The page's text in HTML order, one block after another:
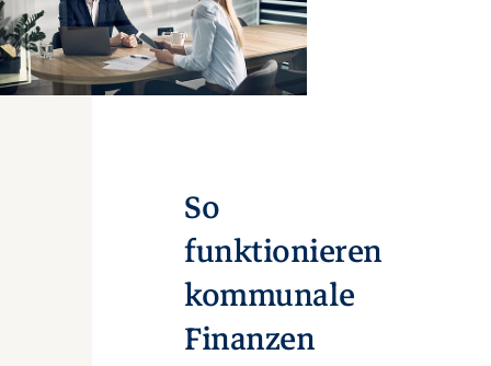
So
funktionieren
kommunale
Finanzen